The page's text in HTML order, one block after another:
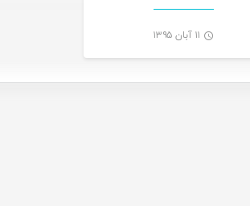
۱۱ آبان ۱۳۹۵